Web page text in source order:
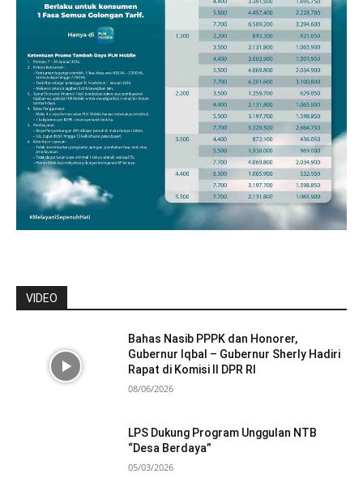
VIDEO
Bahas Nasib PPPK dan Honorer,
Gubernur Iqbal – Gubernur Sherly Hadiri
Rapat di Komisi II DPR RI
08/06/2026
LPS Dukung Program Unggulan NTB
“Desa Berdaya”
05/03/2026